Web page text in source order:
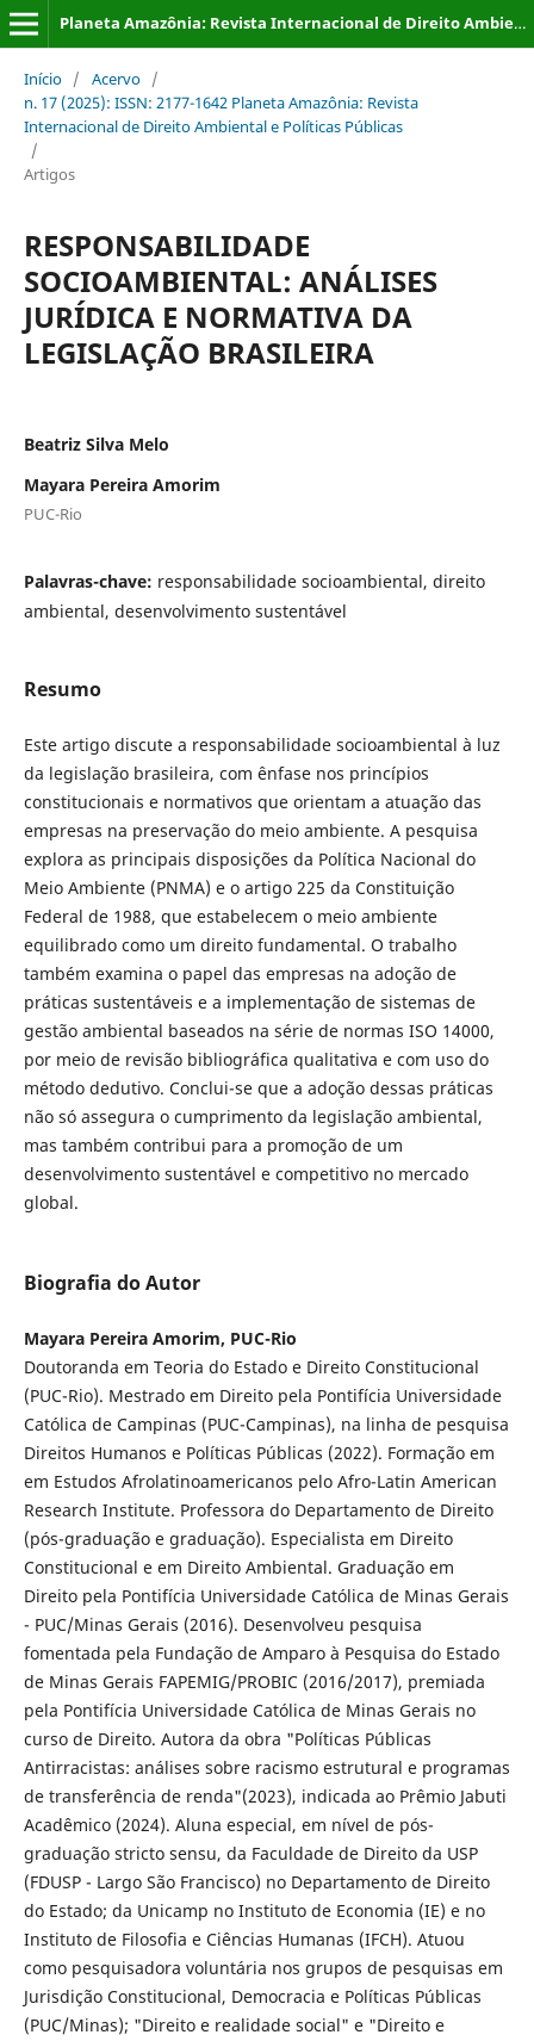
Planeta Amazônia: Revista Internacional de Direito Ambiental e Políticas Públicas
Início / Acervo /
n. 17 (2025): ISSN: 2177-1642 Planeta Amazônia: Revista
Internacional de Direito Ambiental e Políticas Públicas
/
Artigos
RESPONSABILIDADE
SOCIOAMBIENTAL: ANÁLISES
JURÍDICA E NORMATIVA DA
LEGISLAÇÃO BRASILEIRA
Beatriz Silva Melo
Mayara Pereira Amorim
PUC-Rio
Palavras-chave: responsabilidade socioambiental, direito
ambiental, desenvolvimento sustentável
Resumo
Este artigo discute a responsabilidade socioambiental à luz
da legislação brasileira, com ênfase nos princípios
constitucionais e normativos que orientam a atuação das
empresas na preservação do meio ambiente. A pesquisa
explora as principais disposições da Política Nacional do
Meio Ambiente (PNMA) e o artigo 225 da Constituição
Federal de 1988, que estabelecem o meio ambiente
equilibrado como um direito fundamental. O trabalho
também examina o papel das empresas na adoção de
práticas sustentáveis e a implementação de sistemas de
gestão ambiental baseados na série de normas ISO 14000,
por meio de revisão bibliográfica qualitativa e com uso do
método dedutivo. Conclui-se que a adoção dessas práticas
não só assegura o cumprimento da legislação ambiental,
mas também contribui para a promoção de um
desenvolvimento sustentável e competitivo no mercado
global.
Biografia do Autor
Mayara Pereira Amorim, PUC-Rio
Doutoranda em Teoria do Estado e Direito Constitucional
(PUC-Rio). Mestrado em Direito pela Pontifícia Universidade
Católica de Campinas (PUC-Campinas), na linha de pesquisa
Direitos Humanos e Políticas Públicas (2022). Formação em
em Estudos Afrolatinoamericanos pelo Afro-Latin American
Research Institute. Professora do Departamento de Direito
(pós-graduação e graduação). Especialista em Direito
Constitucional e em Direito Ambiental. Graduação em
Direito pela Pontifícia Universidade Católica de Minas Gerais
- PUC/Minas Gerais (2016). Desenvolveu pesquisa
fomentada pela Fundação de Amparo à Pesquisa do Estado
de Minas Gerais FAPEMIG/PROBIC (2016/2017), premiada
pela Pontifícia Universidade Católica de Minas Gerais no
curso de Direito. Autora da obra "Políticas Públicas
Antirracistas: análises sobre racismo estrutural e programas
de transferência de renda"(2023), indicada ao Prêmio Jabuti
Acadêmico (2024). Aluna especial, em nível de pós-
graduação stricto sensu, da Faculdade de Direito da USP
(FDUSP - Largo São Francisco) no Departamento de Direito
do Estado; da Unicamp no Instituto de Economia (IE) e no
Instituto de Filosofia e Ciências Humanas (IFCH). Atuou
como pesquisadora voluntária nos grupos de pesquisas em
Jurisdição Constitucional, Democracia e Políticas Públicas
(PUC/Minas); "Direito e realidade social" e "Direito e